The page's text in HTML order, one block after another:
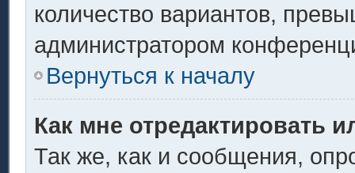
количество вариантов,
администратором
Вернуться к началу
Как мне отредактировать
Так же, как и сообщения,